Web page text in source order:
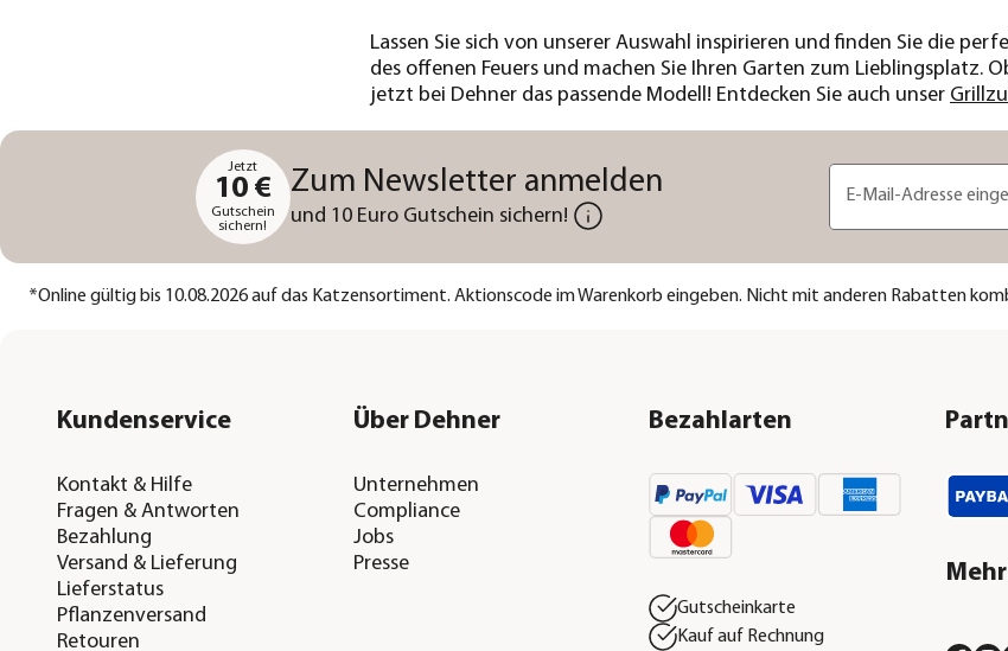
Lassen Sie sich von unserer Auswahl inspirieren und finden Sie die
des offenen Feuers und machen Sie Ihren Garten zum Lieblingsplatz.
jetzt bei Dehner das passende Modell! Entdecken Sie auch unser
Jetzt
10 €
Gutschein
sichern!
Zum Newsletter anmelden
und 10 Euro Gutschein sichern!
E-Mail-Adresse
*Online gültig bis 10.08.2026 auf das Katzensortiment. Aktionscode im Warenkorb eingeben. Nicht mit anderen Rabatten
Kundenservice
Kontakt & Hilfe
Fragen & Antworten
Bezahlung
Versand & Lieferung
Lieferstatus
Pflanzenversand
Retouren
Über Dehner
Unternehmen
Compliance
Jobs
Presse
Bezahlarten
Gutscheinkarte
Kauf auf Rechnung